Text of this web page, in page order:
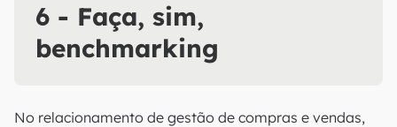
6 - Faça, sim,
benchmarking
No relacionamento de gestão de compras e vendas,